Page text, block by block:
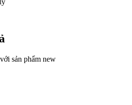
với sản phẩm new